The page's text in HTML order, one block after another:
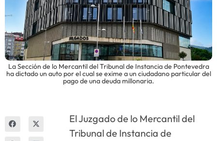
La Sección de lo Mercantil del Tribunal de Instancia de Pontevedra
ha dictado un auto por el cual se exime a un ciudadano particular del
pago de una deuda millonaria.
El Juzgado de lo Mercantil del
Tribunal de Instancia de